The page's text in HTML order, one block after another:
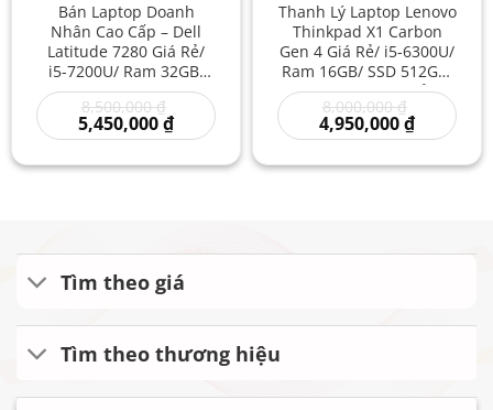
Bán Laptop Doanh
Nhân Cao Cấp – Dell
Latitude 7280 Giá Rẻ/
i5-7200U/ Ram 32GB/
SSD 512GB/ Mua Bán
Laptop Like New/ Văn
Phòng/ Học Tập Giá Rẻ
8,500,000₫
gốc
là:
8,500,000 ₫.
5,450,000₫Giá
hiện
là:
Thanh Lý Laptop Lenovo
Thinkpad X1 Carbon
Gen 4 Giá Rẻ/ i5-6300U/
Ram 16GB/ SSD 512GB/
Laptop Cũ Giá Rẻ/
Laptop Nhẹ Nhàng Like
New
8,000,000₫
gốc
là:
8,000,000
4,950,000₫Giá
hiện
là:
Tìm theo giá
Tìm theo thương hiệu